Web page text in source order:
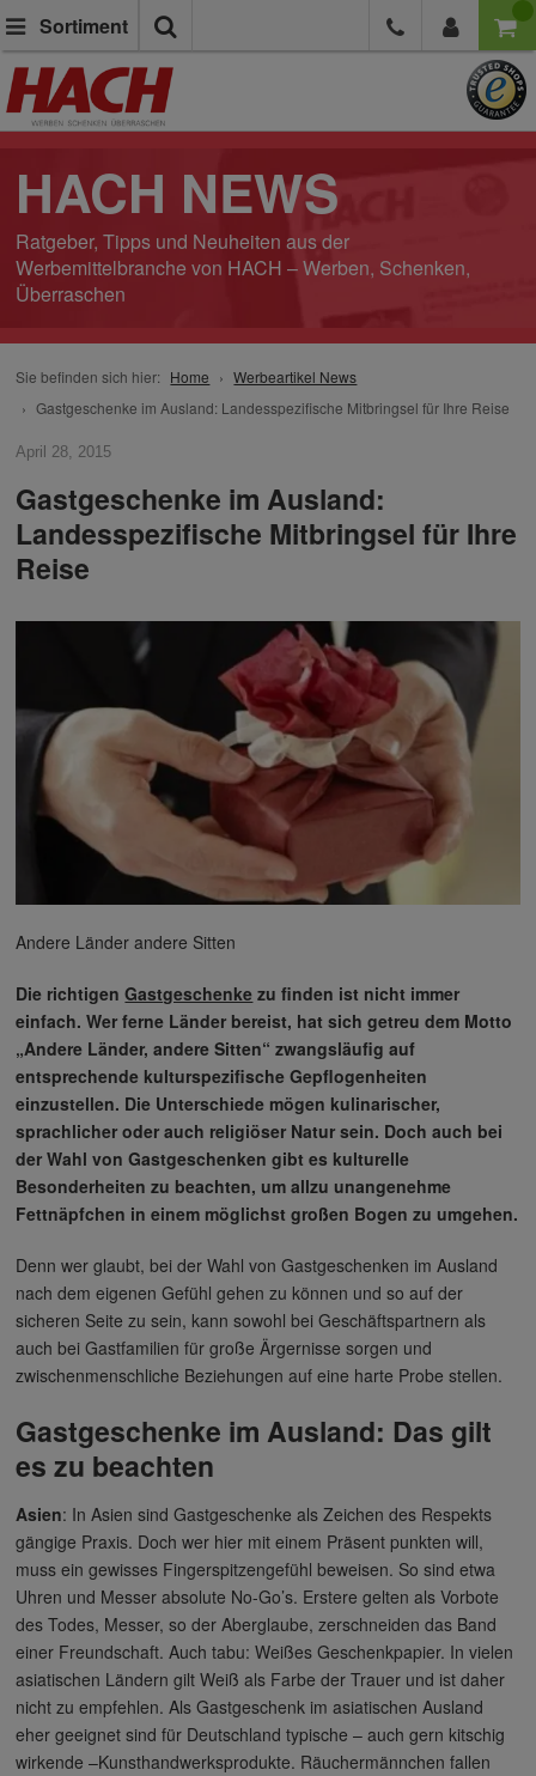
Sortiment
HACH NEWS
Ratgeber, Tipps und Neuheiten aus der
Werbemittelbranche von HACH – Werben, Schenken,
Überraschen
Sie befinden sich hier: Home
Werbeartikel News
Gastgeschenke im Ausland: Landesspezifische Mitbringsel für Ihre Reise
April 28, 2015
Gastgeschenke im Ausland:
Landesspezifische Mitbringsel für Ihre
Reise
Andere Länder andere Sitten
Die richtigenGastgeschenke zu finden ist nicht immer
einfach. Wer ferne Länder bereist, hat sich getreu dem Motto
„Andere Länder, andere Sitten“ zwangsläufig auf
entsprechende kulturspezifische Gepflogenheiten
einzustellen. Die Unterschiede mögen kulinarischer,
sprachlicher oder auch religiöser Natur sein. Doch auch bei
der Wahl von Gastgeschenken gibt es kulturelle
Besonderheiten zu beachten, um allzu unangenehme
Fettnäpfchen in einem möglichst großen Bogen zu umgehen.
Denn wer glaubt, bei der Wahl von Gastgeschenken im Ausland
nach dem eigenen Gefühl gehen zu können und so auf der
sicheren Seite zu sein, kann sowohl bei Geschäftspartnern als
auch bei Gastfamilien für große Ärgernisse sorgen und
zwischenmenschliche Beziehungen auf eine harte Probe stellen.
Gastgeschenke im Ausland: Das gilt
es zu beachten
Asien: In Asien sind Gastgeschenke als Zeichen des Respekts
gängige Praxis. Doch wer hier mit einem Präsent punkten will,
muss ein gewisses Fingerspitzengefühl beweisen. So sind etwa
Uhren und Messer absolute No-Go’s. Erstere gelten als Vorbote
des Todes, Messer, so der Aberglaube, zerschneiden das Band
einer Freundschaft. Auch tabu: Weißes Geschenkpapier. In vielen
asiatischen Ländern gilt Weiß als Farbe der Trauer und ist daher
nicht zu empfehlen. Als Gastgeschenk im asiatischen Ausland
eher geeignet sind für Deutschland typische – auch gern kitschig
wirkende –Kunsthandwerksprodukte. Räuchermännchen fallen